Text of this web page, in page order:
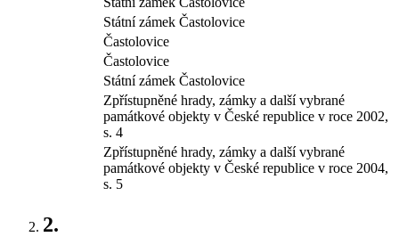
Státní zámek Častolovice
Častolovice
Častolovice
Státní zámek Častolovice
Zpřístupněné hrady, zámky a další vybrané
památkové objekty v České republice v roce 2002,
s. 4
Zpřístupněné hrady, zámky a další vybrané
památkové objekty v České republice v roce 2004,
s. 5
2.